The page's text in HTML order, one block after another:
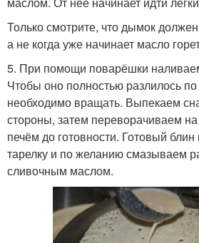
Только смотрите, что дымок
а не когда уже начинает масло
5. При помощи поварёшки
Чтобы оно полностью разлилось
необходимо вращать. Выпекаем
стороны, затем переворачиваем
печём до готовности. Готовый
тарелку и по желанию смазываем
сливочным маслом.